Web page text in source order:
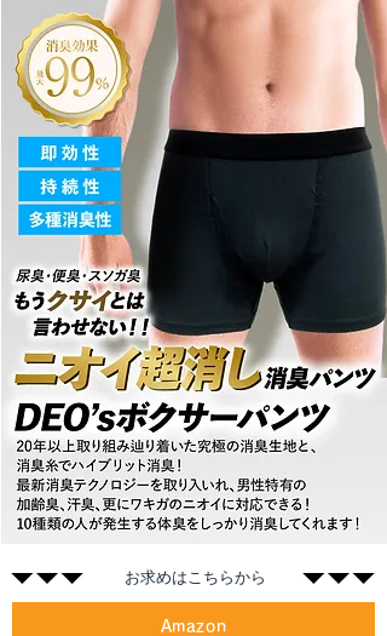
​お求めはこちらから
Amazon